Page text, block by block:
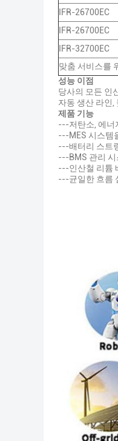
IFR-26700EC
IFR-26700EC
IFR-32700EC
맞춤 서비스를
성능 이점
당사의 모든 인
자동 생산 라인,
제품 기능
---저탄소, 에너
---MES 시스템
---배터리 스트
---BMS 관리 시
---인산철 리튬
---균일한 흐름